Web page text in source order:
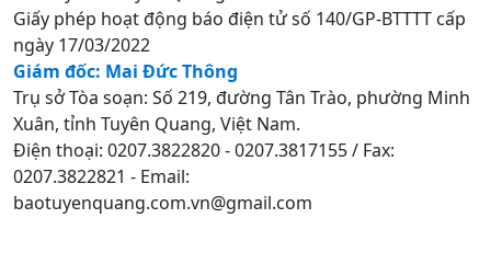
Giấy phép hoạt động báo điện tử số 140/GP-BTTTT cấp
ngày 17/03/2022
Giám đốc: Mai Đức Thông
Trụ sở Tòa soạn: Số 219, đường Tân Trào, phường Minh
Xuân, tỉnh Tuyên Quang, Việt Nam.
Điện thoại: 0207.3822820 - 0207.3817155 / Fax:
0207.3822821 - Email:
baotuyenquang.com.vn@gmail.com